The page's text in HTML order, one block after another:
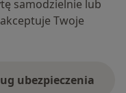
samodzielnie lub
Twoje
ubezpieczenia